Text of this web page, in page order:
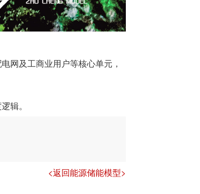
网及工商业用户等核心单元，
辑。
<返回能源储能模型>